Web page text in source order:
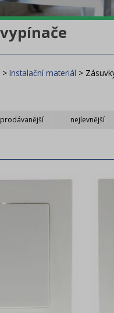
> Instalační materiál >
nejlevnější